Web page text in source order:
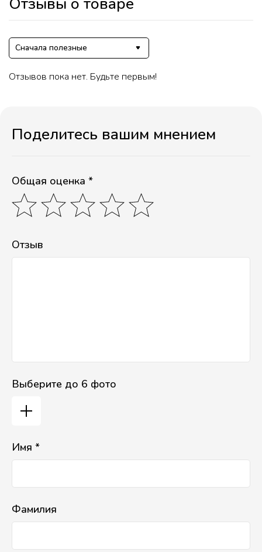
Сначала полезные
Отзывов пока нет. Будьте первым!
Поделитесь вашим мнением
Общая оценка *
Отзыв
Выберите до 6 фото
Имя *
Фамилия